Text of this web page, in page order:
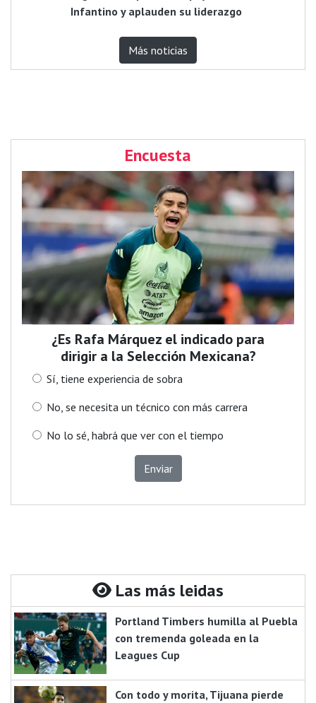
Infantino y aplauden su liderazgo
Más noticias
Encuesta
¿Es Rafa Márquez el indicado para
dirigir a la Selección Mexicana?
Sí, tiene experiencia de sobra
No, se necesita un técnico con más carrera
No lo sé, habrá que ver con el tiempo
Enviar
Las más leidas
Portland Timbers humilla al Puebla
con tremenda goleada en la
Leagues Cup
Con todo y morita, Tijuana pierde